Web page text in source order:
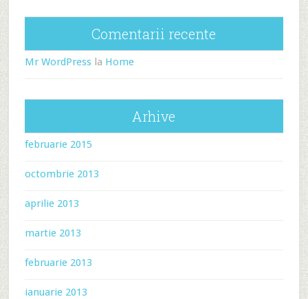
Comentarii recente
Mr WordPressla Home
Arhive
februarie 2015
octombrie 2013
aprilie 2013
martie 2013
februarie 2013
ianuarie 2013